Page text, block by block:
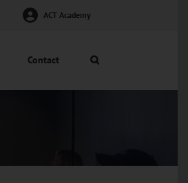
ACT Academy
Contact